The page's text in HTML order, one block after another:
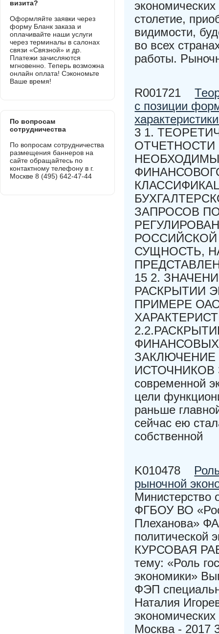
столетие,
видимости,
во всех
работы.
R001721
с позиции
3 1.
ЗАПРОСОВ
РОССИЙСКОЙ
СУЩНОСТЬ,
15 2.
РАСКРЫТИИ
ПРИМЕРЕ
ФИНАНСОВЫХ
ИСТОЧНИКОВ
современной
цели
раньше
сейчас ею
собственной
K010478
рыночной
Министерство
ФГБОУ ВО
Плеханова»
политической
КУРСОВАЯ
тему: «Роль
экономики»
ФЭП
Наталия
Москва - 2017
визита?
Оформляйте заявки через
форму Бланк заказа и
оплачивайте наши услуги
через терминалы в салонах
связи «Связной» и др.
Платежи зачисляются
мгновенно. Теперь возможна
онлайн оплата! Сэкономьте
Ваше время!
По вопросам
сотрудничества
По вопросам сотрудничества
размещения баннеров на
сайте обращайтесь по
контактному телефону в г.
Москве 8 (495) 642-47-44